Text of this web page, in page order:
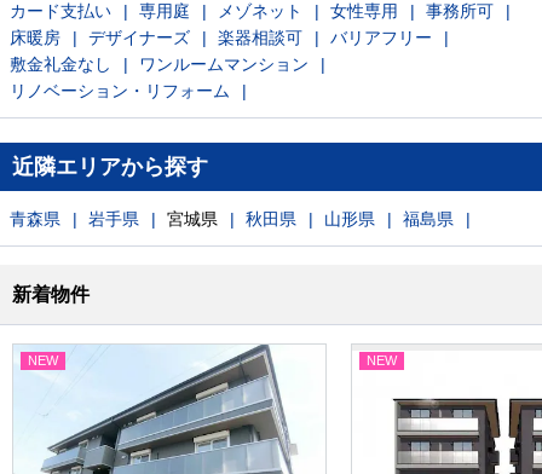
カード支払い
専用庭 メゾネット 女性専用
事務所可
床暖房
デザイナーズ 楽器相談可
バリアフリー
敷金礼金なし
ワンルームマンション
リノベーション・リフォーム
近隣エリアから探す
青森県 岩手県 宮城県 秋田県 山形県 福島県
新着物件
NEW NEW